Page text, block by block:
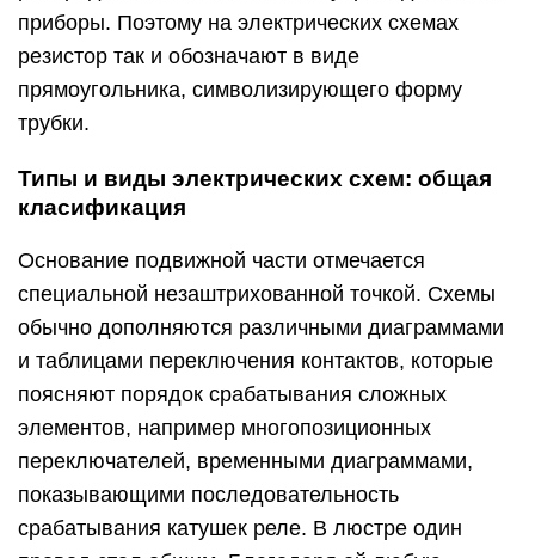
приборы. Поэтому на электрических схемах
резистор так и обозначают в виде
прямоугольника, символизирующего форму
трубки.
Типы и виды электрических схем: общая
класификация
Основание подвижной части отмечается
специальной незаштрихованной точкой. Схемы
обычно дополняются различными диаграммами
и таблицами переключения контактов, которые
поясняют порядок срабатывания сложных
элементов, например многопозиционных
переключателей, временными диаграммами,
показывающими последовательность
срабатывания катушек реле. В люстре один